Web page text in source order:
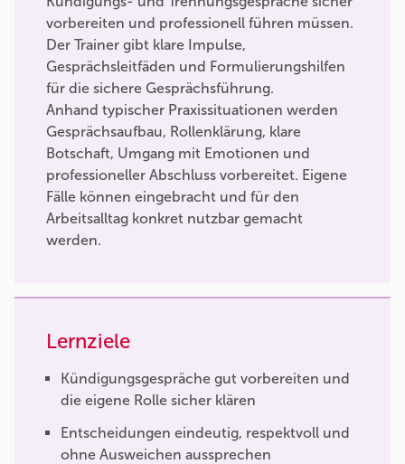
vorbereiten und professionell führen müssen.
Der Trainer gibt klare Impulse,
Gesprächsleitfäden und Formulierungshilfen
für die sichere Gesprächsführung.
Anhand typischer Praxissituationen werden
Gesprächsaufbau, Rollenklärung, klare
Botschaft, Umgang mit Emotionen und
professioneller Abschluss vorbereitet. Eigene
Fälle können eingebracht und für den
Arbeitsalltag konkret nutzbar gemacht
werden.
Lernziele
Kündigungsgespräche gut vorbereiten und
die eigene Rolle sicher klären
Entscheidungen eindeutig, respektvoll und
ohne Ausweichen aussprechen